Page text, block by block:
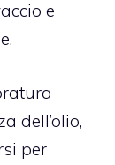
e
dell’olio,
per